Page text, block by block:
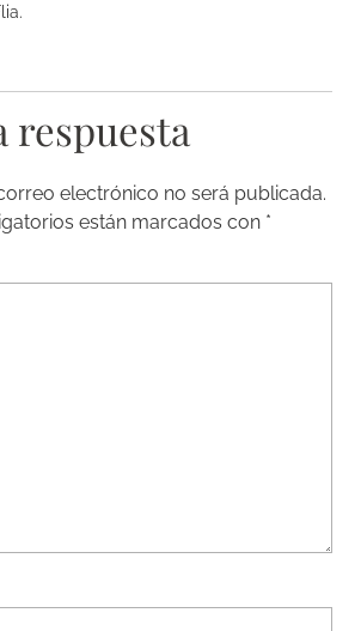
respuesta
electrónico no será publicada.
están marcados con *